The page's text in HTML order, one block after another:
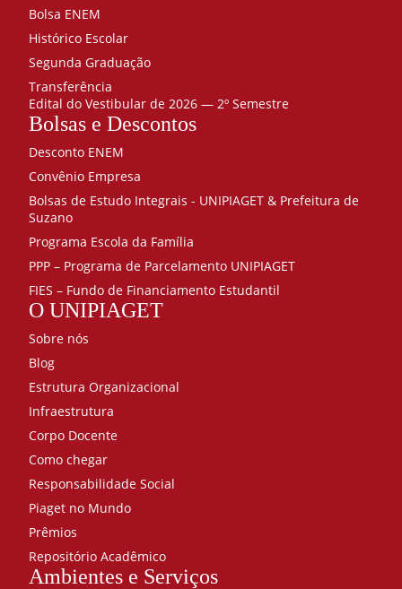
Bolsa ENEM
Histórico Escolar
Segunda Graduação
Transferência
Edital do Vestibular de 2026 — 2º Semestre
Bolsas e Descontos
Desconto ENEM
Convênio Empresa
Bolsas de Estudo Integrais - UNIPIAGET & Prefeitura de
Suzano
Programa Escola da Família
PPP – Programa de Parcelamento UNIPIAGET
FIES – Fundo de Financiamento Estudantil
O UNIPIAGET
Sobre nós
Blog
Estrutura Organizacional
Infraestrutura
Corpo Docente
Como chegar
Responsabilidade Social
Piaget no Mundo
Prêmios
Repositório Acadêmico
Ambientes e Serviços